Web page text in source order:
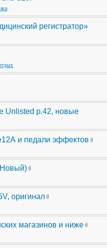
регистратор»
Unlisted р.42, новые
и педали эффектов
оригинал
магазинов и ниже